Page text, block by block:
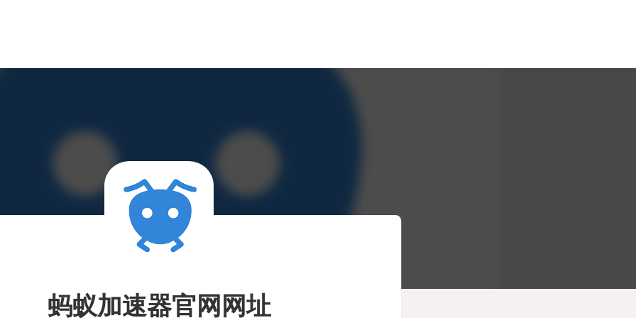
蚂蚁加速器官网网址